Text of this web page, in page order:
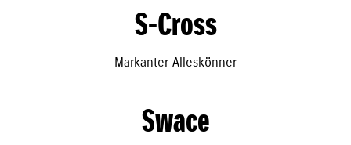
S-Cross
Markanter Alleskönner
Swace